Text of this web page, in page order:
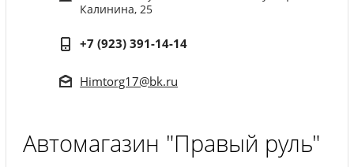
Калинина, 25
+7 (923) 391-14-14
Himtorg17@bk.ru
Автомагазин "Правый руль"